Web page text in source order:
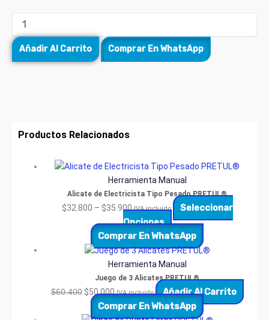
Añadir Al Carrito Comprar En WhatsApp
Productos Relacionados
Herramienta Manual
Alicate de Electricista Tipo Pesado PRETUL®
$32.800 – $35.900 IVA incluido
Seleccionar
Opciones
Comprar En WhatsApp
Herramienta Manual
Juego de 3 Alicates PRETUL®
$60.400 $50.000 IVA incluido
Añadir Al Carrito
Comprar En WhatsApp